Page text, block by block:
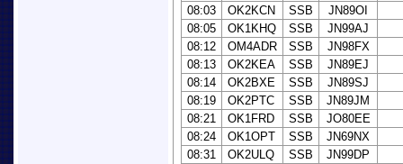
08:03
OK2KCN SSB
JN89OI
08:05
OK1KHQ SSB
JN99AJ
08:12
OM4ADR SSB
JN98FX
08:13
OK2KEA SSB
JN89EJ
08:14
OK2BXE SSB
JN89SJ
08:19
OK2PTC SSB
JN89JM
08:21
OK1FRD SSB
JO80EE
08:24
OK1OPT SSB
JN69NX
08:31
OK2ULQ SSB
JN99DP